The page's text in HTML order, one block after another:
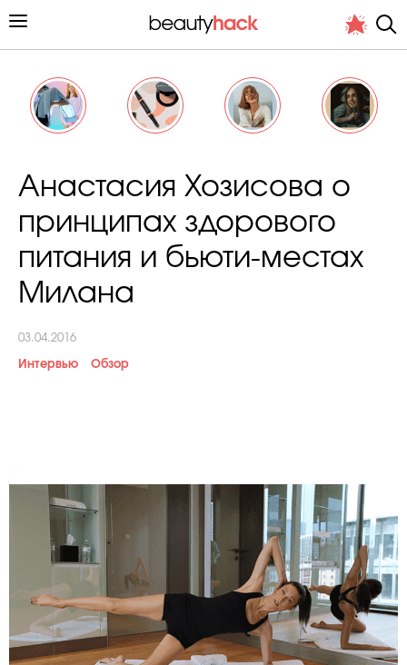
Хит недели от стилиста
Папа может
Худеем правильно
Бьютихакер / Мама-хакер
Анастасия Хозисова о
принципах здорового
питания и бьюти-местах
Милана
03.04.2016
Интервью Обзор